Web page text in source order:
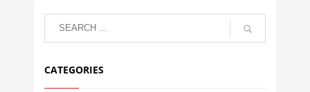
CATEGORIES